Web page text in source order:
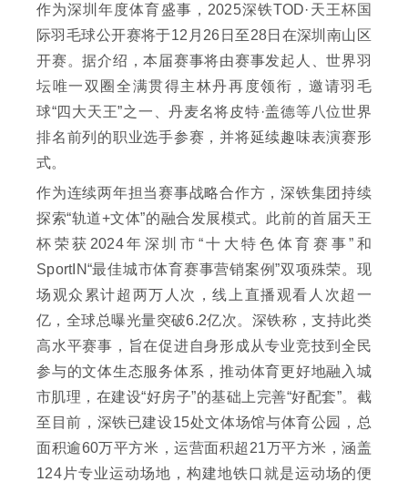
作为深圳年度体育盛事，2025深铁TOD·天王杯国
际羽毛球公开赛将于12月26日至28日在深圳南山区
开赛。据介绍，本届赛事将由赛事发起人、世界羽
坛唯一双圈全满贯得主林丹再度领衔，邀请羽毛
球“四大天王”之一、丹麦名将皮特·盖德等八位世界
排名前列的职业选手参赛，并将延续趣味表演赛形
式。
作为连续两年担当赛事战略合作方，深铁集团持续
探索“轨道+文体”的融合发展模式。此前的首届天王
杯荣获2024年深圳市“十大特色体育赛事”和
SportIN“最佳城市体育赛事营销案例”双项殊荣。现
场观众累计超两万人次，线上直播观看人次超一
亿，全球总曝光量突破6.2亿次。深铁称，支持此类
高水平赛事，旨在促进自身形成从专业竞技到全民
参与的文体生态服务体系，推动体育更好地融入城
市肌理，在建设“好房子”的基础上完善“好配套”。截
至目前，深铁已建设15处文体场馆与体育公园，总
面积逾60万平方米，运营面积超21万平方米，涵盖
124片专业运动场地，构建地铁口就是运动场的便